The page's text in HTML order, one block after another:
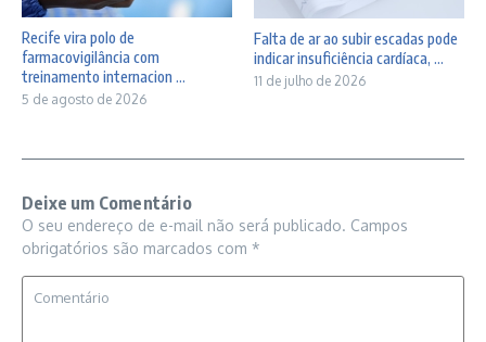
Recife vira polo de
farmacovigilância com
treinamento internacion ...
5 de agosto de 2026
Falta de ar ao subir escadas pode
indicar insuficiência cardíaca, ...
11 de julho de 2026
Deixe um Comentário
O seu endereço de e-mail não será publicado. Campos
obrigatórios são marcados com *